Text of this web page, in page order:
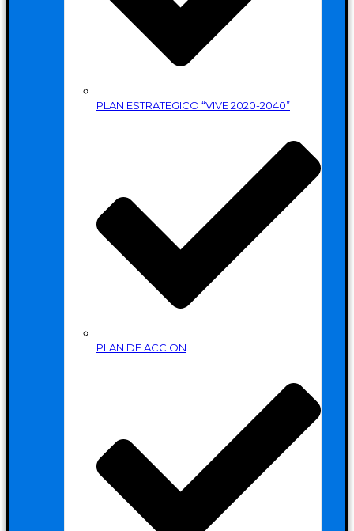
PLAN ESTRATEGICO “VIVE 2020-2040”
PLAN DE ACCION